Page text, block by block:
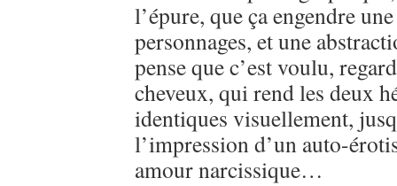
l’épure, que ça engendre
personnages, et une
pense que c’est voulu,
cheveux, qui rend les deux
identiques visuellement,
l’impression d’un auto-
amour narcissique…